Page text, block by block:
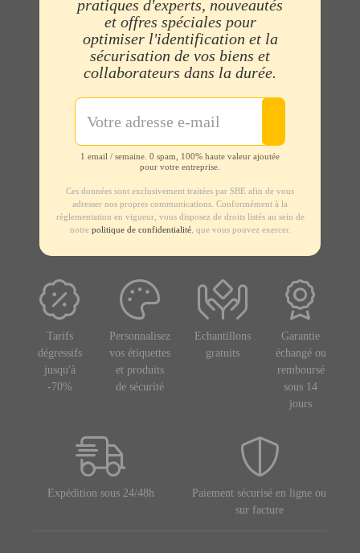
pratiques d'experts, nouveautés
et offres spéciales pour
optimiser l'identification et la
sécurisation de vos biens et
collaborateurs dans la durée.
1 email / semaine. 0 spam, 100% haute valeur ajoutée
pour votre entreprise.
Ces données sont exclusivement traitées par SBE afin de vous
adresser nos propres communications. Conformément à la
règlementation en vigueur, vous disposez de droits listés au sein de
notre politique de confidentialité, que vous pouvez exercer.
Tarifs
dégressifs
jusqu'à
-70%
Personnalisez
vos étiquettes
et produits
de sécurité
Echantillons
gratuits
Garantie
échangé ou
remboursé
sous 14
jours
Expédition sous 24/48h
Paiement sécurisé en ligne ou
sur facture